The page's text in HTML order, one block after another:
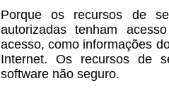
Porque os recursos de
autorizadas tenham
acesso, como informações
Internet. Os recursos de
software não seguro.